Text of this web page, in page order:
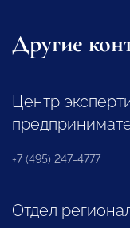
Другие
Центр
+7 (495) 247-4777
Отдел